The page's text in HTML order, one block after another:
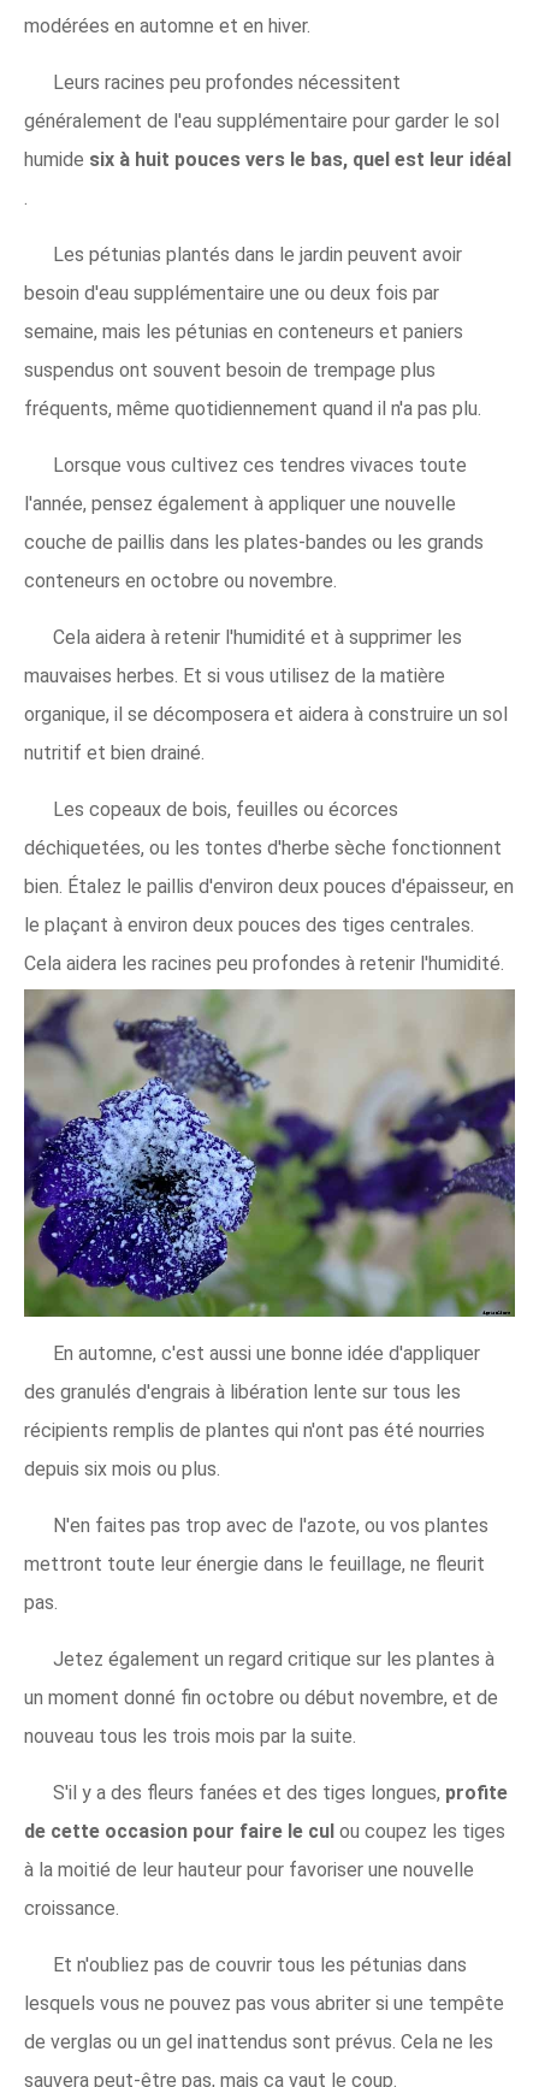
modérées en automne et en hiver.
Leurs racines peu profondes nécessitent
généralement de l'eau supplémentaire pour garder le sol
humide six à huit pouces vers le bas, quel est leur idéal
.
Les pétunias plantés dans le jardin peuvent avoir
besoin d'eau supplémentaire une ou deux fois par
semaine, mais les pétunias en conteneurs et paniers
suspendus ont souvent besoin de trempage plus
fréquents, même quotidiennement quand il n'a pas plu.
Lorsque vous cultivez ces tendres vivaces toute
l'année, pensez également à appliquer une nouvelle
couche de paillis dans les plates-bandes ou les grands
conteneurs en octobre ou novembre.
Cela aidera à retenir l'humidité et à supprimer les
mauvaises herbes. Et si vous utilisez de la matière
organique, il se décomposera et aidera à construire un sol
nutritif et bien drainé.
Les copeaux de bois, feuilles ou écorces
déchiquetées, ou les tontes d'herbe sèche fonctionnent
bien. Étalez le paillis d'environ deux pouces d'épaisseur, en
le plaçant à environ deux pouces des tiges centrales.
Cela aidera les racines peu profondes à retenir l'humidité.
En automne, c'est aussi une bonne idée d'appliquer
des granulés d'engrais à libération lente sur tous les
récipients remplis de plantes qui n'ont pas été nourries
depuis six mois ou plus.
N'en faites pas trop avec de l'azote, ou vos plantes
mettront toute leur énergie dans le feuillage, ne fleurit
pas.
Jetez également un regard critique sur les plantes à
un moment donné fin octobre ou début novembre, et de
nouveau tous les trois mois par la suite.
S'il y a des fleurs fanées et des tiges longues, profite
de cette occasion pour faire le cul ou coupez les tiges
à la moitié de leur hauteur pour favoriser une nouvelle
croissance.
Et n'oubliez pas de couvrir tous les pétunias dans
lesquels vous ne pouvez pas vous abriter si une tempête
de verglas ou un gel inattendus sont prévus. Cela ne les
sauvera peut-être pas, mais ça vaut le coup.